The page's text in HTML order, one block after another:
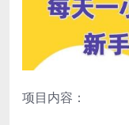
项目内容：